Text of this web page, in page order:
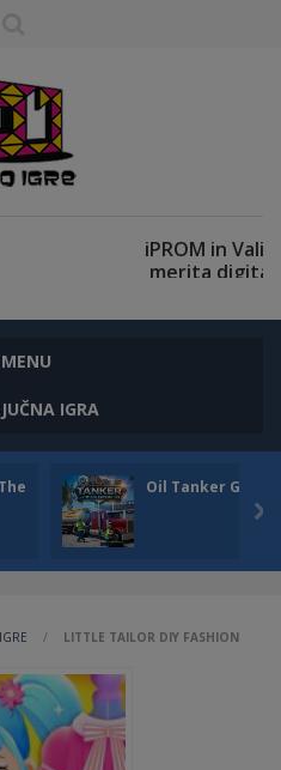
MENU
IGRA
Oil Tanker Game

/ LITTLE TAILOR DIY FASHION